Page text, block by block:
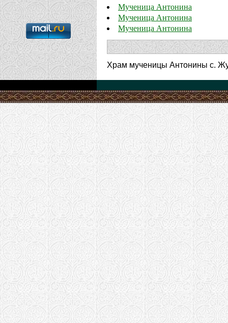
Мученица Антонина
Мученица Антонина
Мученица Антонина
Храм мученицы Антонины с.